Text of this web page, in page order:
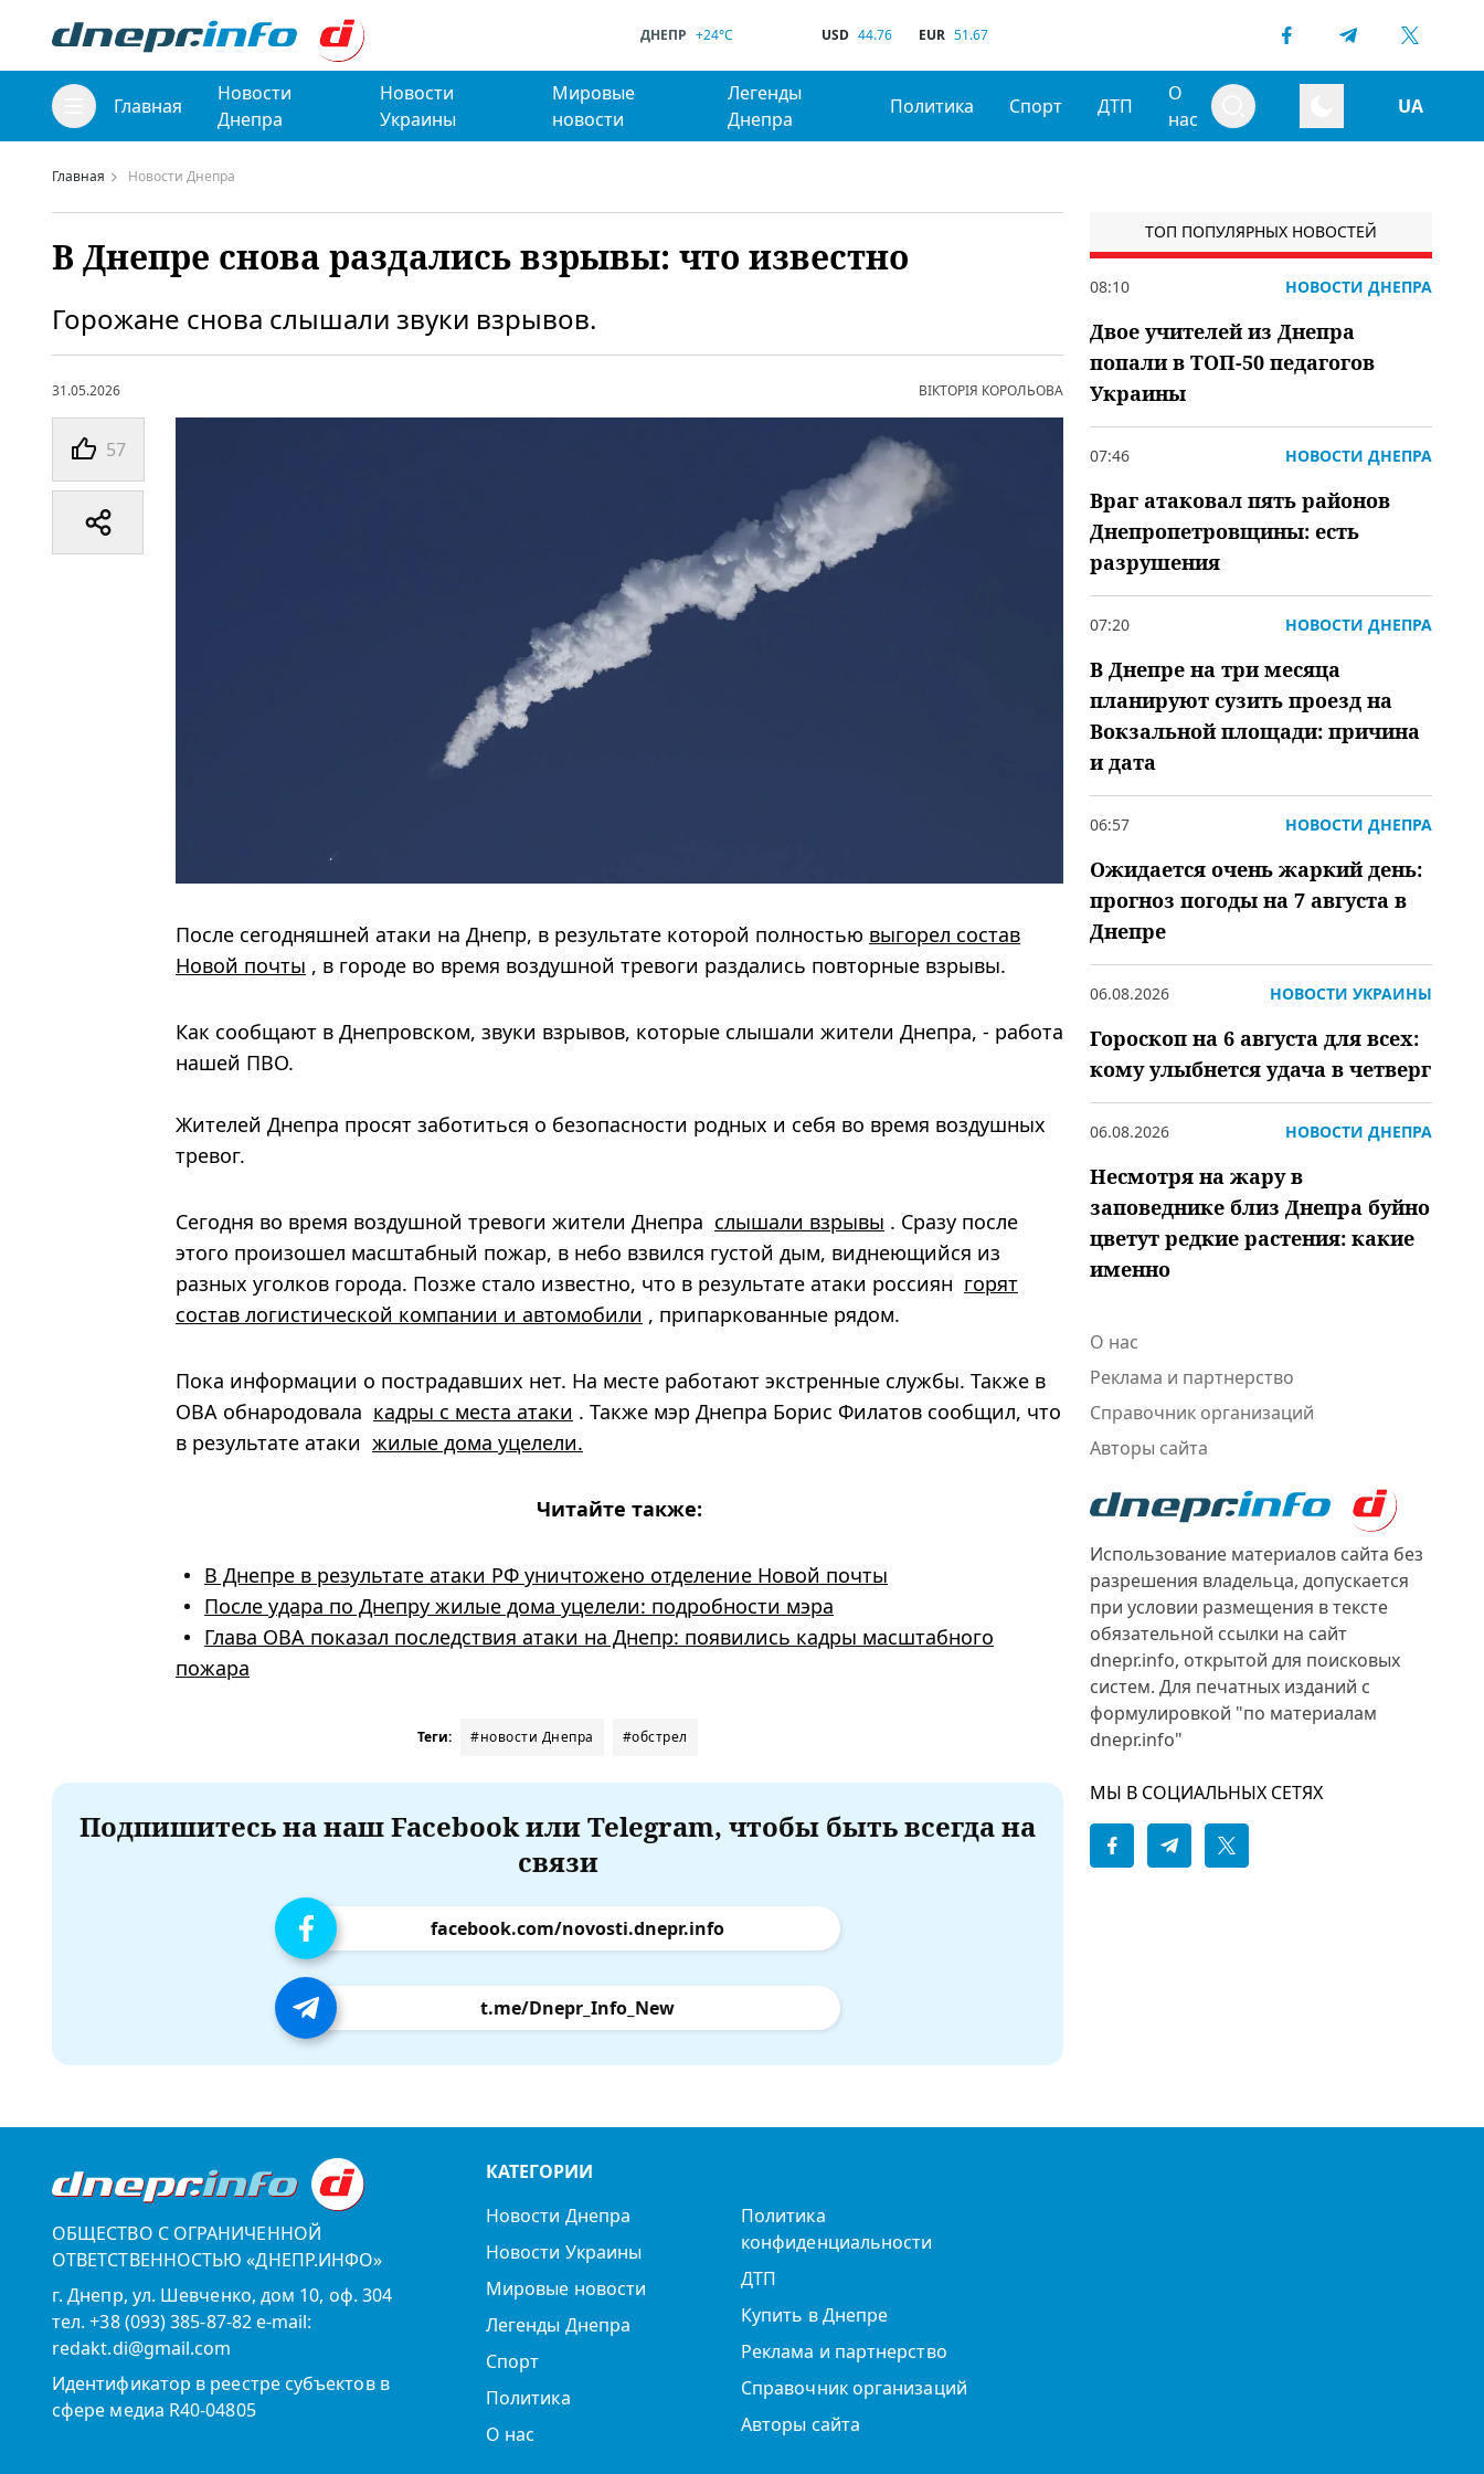
ДНЕПР +24°C USD 44.76 EUR 51.67
Главная
Новости
Днепра
Новости
Украины
Мировые
новости
Легенды
Днепра
Политика Спорт ДТП
О
нас
UA
Главная Новости Днепра
В Днепре снова раздались взрывы: что известно
Горожане снова слышали звуки взрывов.
31.05.2026 ВІКТОРІЯ КОРОЛЬОВА
57
После сегодняшней атаки на Днепр, в результате которой полностью выгорел состав
Новой почты , в городе во время воздушной тревоги раздались повторные взрывы.
Как сообщают в Днепровском, звуки взрывов, которые слышали жители Днепра, - работа
нашей ПВО.
Жителей Днепра просят заботиться о безопасности родных и себя во время воздушных
тревог.
Сегодня во время воздушной тревоги жители Днепра слышали взрывы . Сразу после
этого произошел масштабный пожар, в небо взвился густой дым, виднеющийся из
разных уголков города. Позже стало известно, что в результате атаки россиян горят
состав логистической компании и автомобили , припаркованные рядом.
Пока информации о пострадавших нет. На месте работают экстренные службы. Также в
ОВА обнародовала кадры с места атаки . Также мэр Днепра Борис Филатов сообщил, что
в результате атаки жилые дома уцелели.
Читайте также:
В Днепре в результате атаки РФ уничтожено отделение Новой почты
После удара по Днепру жилые дома уцелели: подробности мэра
Глава ОВА показал последствия атаки на Днепр: появились кадры масштабного
пожара
Теги: #новости Днепра #обстрел
Подпишитесь на наш Facebook или Telegram, чтобы быть всегда на
связи
facebook.com/novosti.dnepr.info
t.me/Dnepr_Info_New
ТОП ПОПУЛЯРНЫХ НОВОСТЕЙ
08:10 НОВОСТИ ДНЕПРА
Двое учителей из Днепра
попали в ТОП-50 педагогов
Украины
07:46 НОВОСТИ ДНЕПРА
Враг атаковал пять районов
Днепропетровщины: есть
разрушения
07:20 НОВОСТИ ДНЕПРА
В Днепре на три месяца
планируют сузить проезд на
Вокзальной площади: причина
и дата
06:57 НОВОСТИ ДНЕПРА
Ожидается очень жаркий день:
прогноз погоды на 7 августа в
Днепре
06.08.2026 НОВОСТИ УКРАИНЫ
Гороскоп на 6 августа для всех:
кому улыбнется удача в четверг
06.08.2026 НОВОСТИ ДНЕПРА
Несмотря на жару в
заповеднике близ Днепра буйно
цветут редкие растения: какие
именно
О нас
Реклама и партнерство
Справочник организаций
Авторы сайта
Использование материалов сайта без
разрешения владельца, допускается
при условии размещения в тексте
обязательной ссылки на сайт
dnepr.info, открытой для поисковых
систем. Для печатных изданий с
формулировкой "по материалам
dnepr.info"
МЫ В СОЦИАЛЬНЫХ СЕТЯХ
ОБЩЕСТВО С ОГРАНИЧЕННОЙ
ОТВЕТСТВЕННОСТЬЮ «ДНЕПР.ИНФО»
г. Днепр, ул. Шевченко, дом 10, оф. 304
тел. +38 (093) 385-87-82 e-mail:
redakt.di@gmail.com
Идентификатор в реестре субъектов в
сфере медиа R40-04805
КАТЕГОРИИ
Новости Днепра
Новости Украины
Мировые новости
Легенды Днепра
Спорт
Политика
О нас
Политика
конфиденциальности
ДТП
Купить в Днепре
Реклама и партнерство
Справочник организаций
Авторы сайта